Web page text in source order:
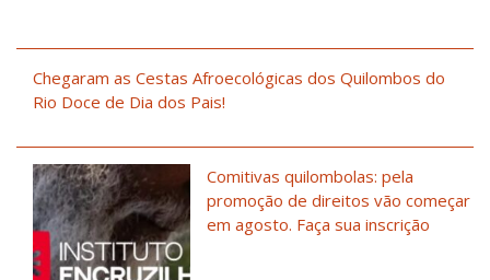
Chegaram as Cestas Afroecológicas dos Quilombos do
Rio Doce de Dia dos Pais!
Comitivas quilombolas: pela
promoção de direitos vão começar
em agosto. Faça sua inscrição